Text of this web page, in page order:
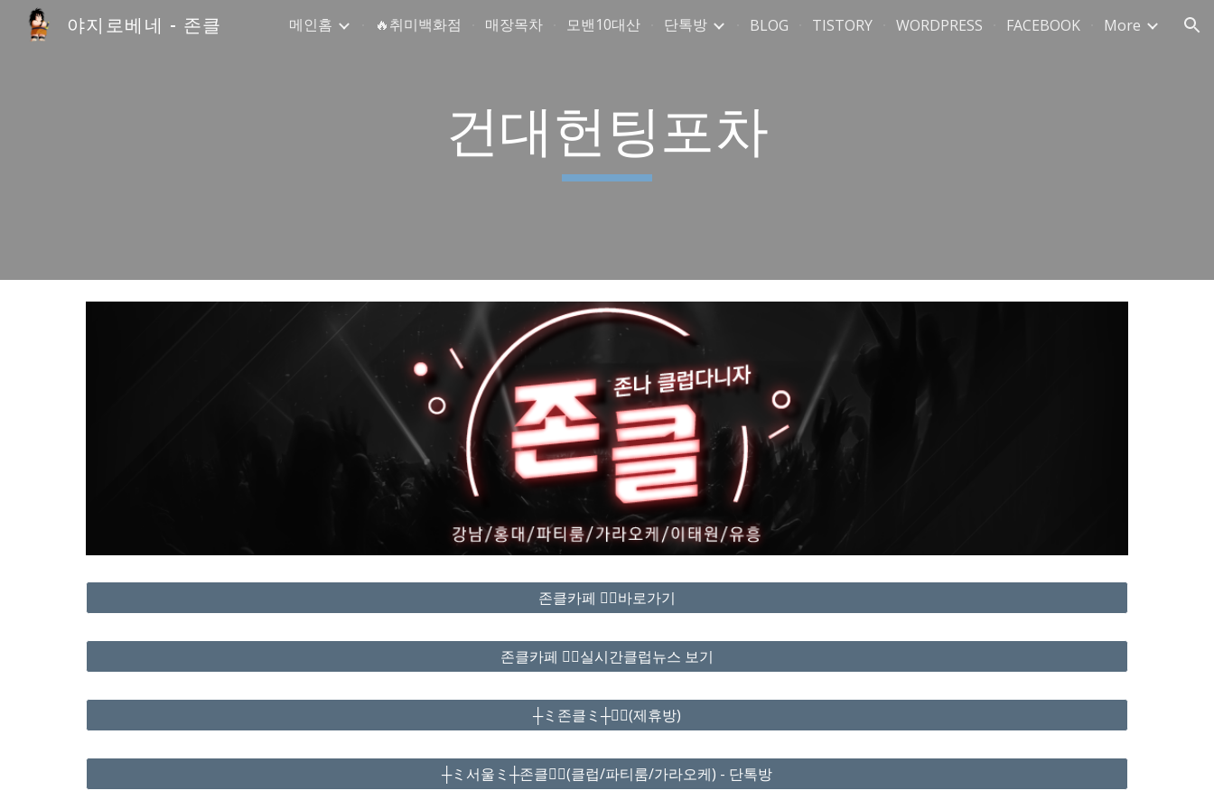
Skip to main content Skip to navigation
야지로베네 - 존클 메인홈 🔥취미백화점 매장목차 모밴10대산 단톡방 BLOG TISTORY WORDPRESS FACEBOOK More
건대헌팅포차
존클카페 ❤️‍🔥바로가기
존클카페 ❤️‍🔥실시간클럽뉴스 보기
┼ミ존클ミ┼❤️‍🔥(제휴방)
┼ミ서울ミ┼존클❤️‍🔥(클럽/파티룸/가라오케) - 단톡방